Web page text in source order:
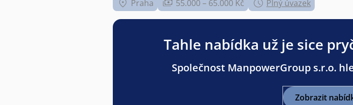
Praha 55.000 – 65.000 Kč Plný úvazek
Tahle nabídka už je sice
Společnost ManpowerGroup s.r.o.
Zobrazit